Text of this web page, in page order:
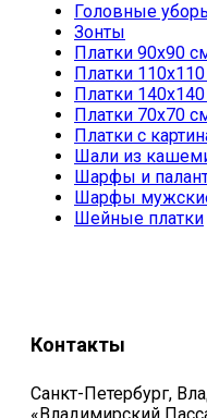
Головные
Зонты
Платки 90х90
Платки
Платки
Платки 70х70
Платки с
Шали из
Шарфы и
Шарфы
Шейные платки
Контакты
Санкт-Петербург,